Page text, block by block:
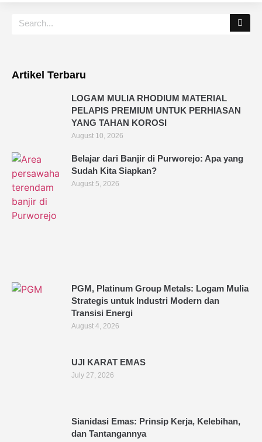
Artikel Terbaru
LOGAM MULIA RHODIUM MATERIAL
PELAPIS PREMIUM UNTUK PERHIASAN
YANG TAHAN KOROSI
August 10, 2026
Belajar dari Banjir di Purworejo: Apa yang
Sudah Kita Siapkan?
August 5, 2026
PGM, Platinum Group Metals: Logam Mulia
Strategis untuk Industri Modern dan
Transisi Energi
August 4, 2026
UJI KARAT EMAS
July 27, 2026
Sianidasi Emas: Prinsip Kerja, Kelebihan,
dan Tantangannya